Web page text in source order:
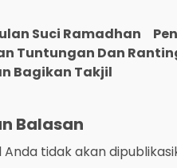
Suci Ramadhan
Tuntungan Dan
Bagikan Takjil
Balasan
tidak akan